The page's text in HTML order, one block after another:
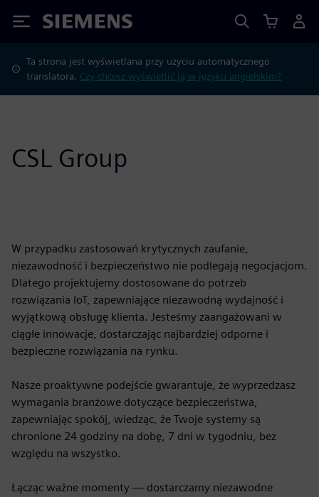
Siemens
Ta strona jest wyświetlana przy użyciu automatycznego
translatora. Czy chcesz wyświetlić ją w języku angielskim?
CSL Group
W przypadku zastosowań krytycznych zaufanie,
niezawodność i bezpieczeństwo nie podlegają negocjacjom.
Dlatego projektujemy dostosowane do potrzeb
rozwiązania IoT, zapewniające niezawodną wydajność i
wyjątkową obsługę klienta. Jesteśmy zaangażowani w
ciągłe innowacje, dostarczając najbardziej odporne i
bezpieczne rozwiązania na rynku.
Nasze proaktywne podejście gwarantuje, że wyprzedzasz
wymagania branżowe dotyczące bezpieczeństwa,
zapewniając spokój, wiedząc, że Twoje systemy są
chronione 24 godziny na dobę, 7 dni w tygodniu, bez
względu na wszystko.
Łącząc ważne momenty — dostarczamy niezawodne